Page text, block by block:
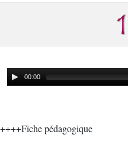
00:00
++++Fiche pédagogique